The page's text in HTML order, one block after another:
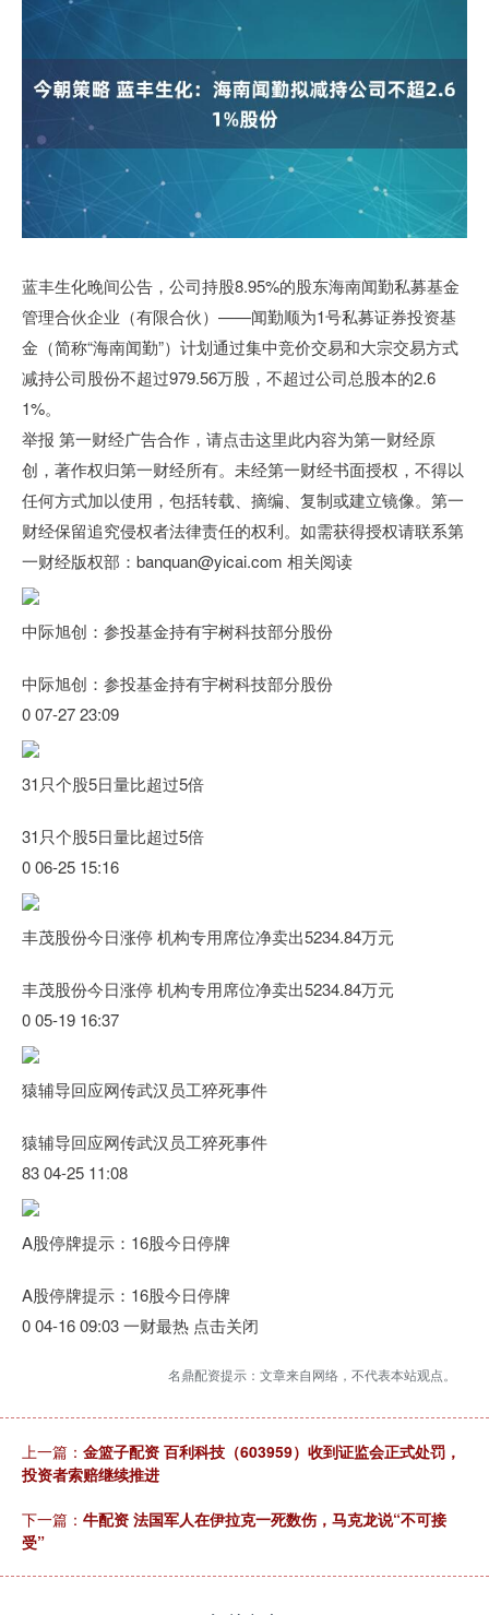
蓝丰生化晚间公告，公司持股8.95%的股东海南闻勤私募基金
管理合伙企业（有限合伙）——闻勤顺为1号私募证券投资基
金（简称“海南闻勤”）计划通过集中竞价交易和大宗交易方式
减持公司股份不超过979.56万股，不超过公司总股本的2.6
1%。
举报 第一财经广告合作，请点击这里此内容为第一财经原
创，著作权归第一财经所有。未经第一财经书面授权，不得以
任何方式加以使用，包括转载、摘编、复制或建立镜像。第一
财经保留追究侵权者法律责任的权利。如需获得授权请联系第
一财经版权部：banquan@yicai.com 相关阅读
中际旭创：参投基金持有宇树科技部分股份
中际旭创：参投基金持有宇树科技部分股份
0 07-27 23:09
31只个股5日量比超过5倍
31只个股5日量比超过5倍
0 06-25 15:16
丰茂股份今日涨停 机构专用席位净卖出5234.84万元
丰茂股份今日涨停 机构专用席位净卖出5234.84万元
0 05-19 16:37
猿辅导回应网传武汉员工猝死事件
猿辅导回应网传武汉员工猝死事件
83 04-25 11:08
A股停牌提示：16股今日停牌
A股停牌提示：16股今日停牌
0 04-16 09:03 一财最热 点击关闭
名鼎配资提示：文章来自网络，不代表本站观点。
上一篇： 金篮子配资 百利科技（603959）收到证监会正式处罚，
投资者索赔继续推进
下一篇： 牛配资 法国军人在伊拉克一死数伤，马克龙说“不可接
受”